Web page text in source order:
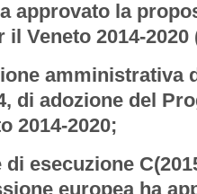
approvato la
Veneto 2014-2020
amministrativa
di adozione del
2014-2020;
esecuzione
europea ha